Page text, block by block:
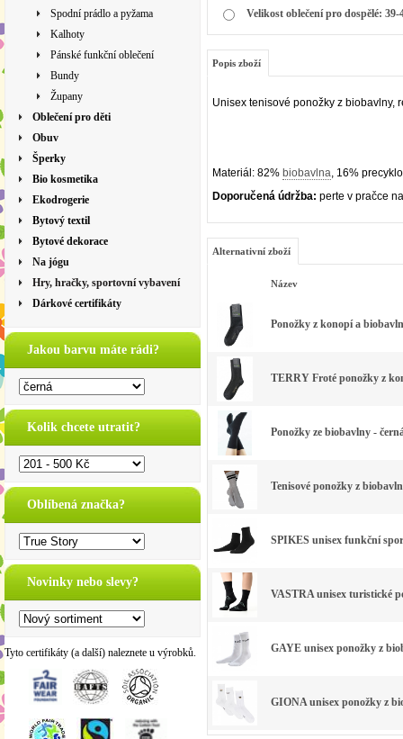
Spodní prádlo a pyžama
Kalhoty
Pánské funkční oblečení
Bundy
Župany
Oblečení pro děti
Obuv
Šperky
Bio kosmetika
Ekodrogerie
Bytový textil
Bytové dekorace
Na jógu
Hry, hračky, sportovní vybavení
Dárkové certifikáty
Jakou barvu máte rádi?
Kolik chcete utratit?
Oblíbená značka?
Novinky nebo slevy?
Tyto certifikáty (a další) naleznete u výrobků.
Velikost oblečení pro dospělé: 39-
Popis zboží
Unisex tenisové ponožky z biobavlny,
Materiál: 82% biobavlna, 16%
Doporučená údržba: perte v pračce
Alternativní zboží
Název
Ponožky z konopí a
TERRY Froté ponožky z
Ponožky ze biobavlny -
Tenisové ponožky z
SPIKES unisex funkční
VASTRA unisex turistické
GAYE unisex ponožky z
GIONA unisex ponožky z